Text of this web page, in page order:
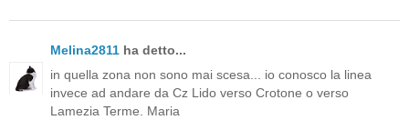
Melina2811 ha detto...
in quella zona non sono mai scesa... io conosco la linea
invece ad andare da Cz Lido verso Crotone o verso
Lamezia Terme. Maria